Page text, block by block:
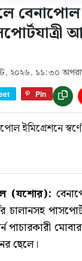
বেনাপোল
২০২৬, ১১:৩০
Pin
(যশোর):
চালানসহ
পাচারকারী
ছেলে।